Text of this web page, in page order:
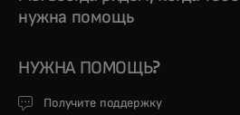
нужна помощь
НУЖНА ПОМОЩЬ?
Получите поддержку